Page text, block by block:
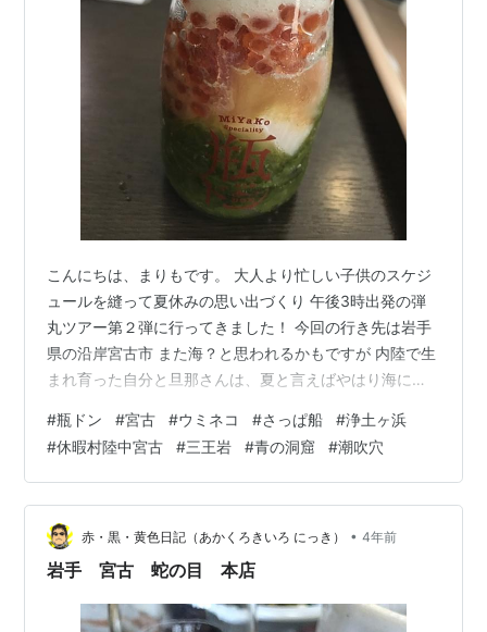
こんにちは、まりもです。 大人より忙しい子供のスケジ
ュールを縫って夏休みの思い出づくり 午後3時出発の弾
丸ツアー第２弾に行ってきました！ 今回の行き先は岩手
県の沿岸宮古市 また海？と思われるかもですが 内陸で生
まれ育った自分と旦那さんは、夏と言えばやはり海に憧
宿の近くの天然記念物「潮吹穴」を見に行きます。 潮吹
穴への遊歩道を進んでいくと、海の向こうに「日出島」
が見えてきました。 絶滅危惧種のウミツバメの集団営巣
地になっていて、上陸禁止の無人島だそうです。 潮吹穴
の展望台からの眺め どおんと岩に波が打ちつけると、日
出島をバックに海水が地上に吹…
#瓶ドン #宮古 #ウミネコ #さっぱ船 #浄土ヶ浜
#休暇村陸中宮古 #三王岩 #青の洞窟 #潮吹穴
赤・黒・黄色日記（あかくろきいろ にっき） • 4年前
岩手 宮古 蛇の目 本店